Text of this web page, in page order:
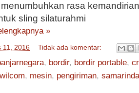
rasa
sling silaturahmi
»
11, 2016 Tidak ada komentar:
, bordir, bordir portable,
, mesin, pengiriman, samarinda